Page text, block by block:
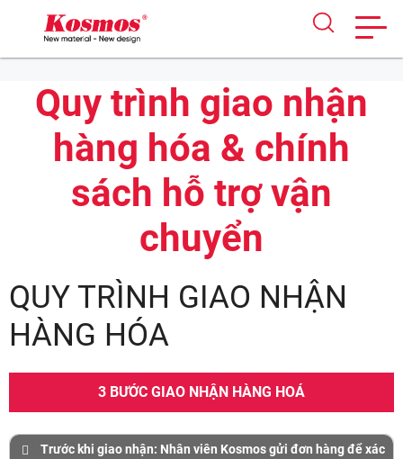
Skip
contentQuy trình giao nhận
hàng hóa & chính
sách hỗ trợ vận
chuyển
QUY TRÌNH GIAO NHẬN
HÀNG HÓA
3 BƯỚC GIAO NHẬN HÀNG HOÁ
Trước khi giao nhận: Nhân viên Kosmos gửi đơn hàng để xác